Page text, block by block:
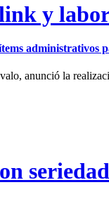
y
administrativos
anunció la